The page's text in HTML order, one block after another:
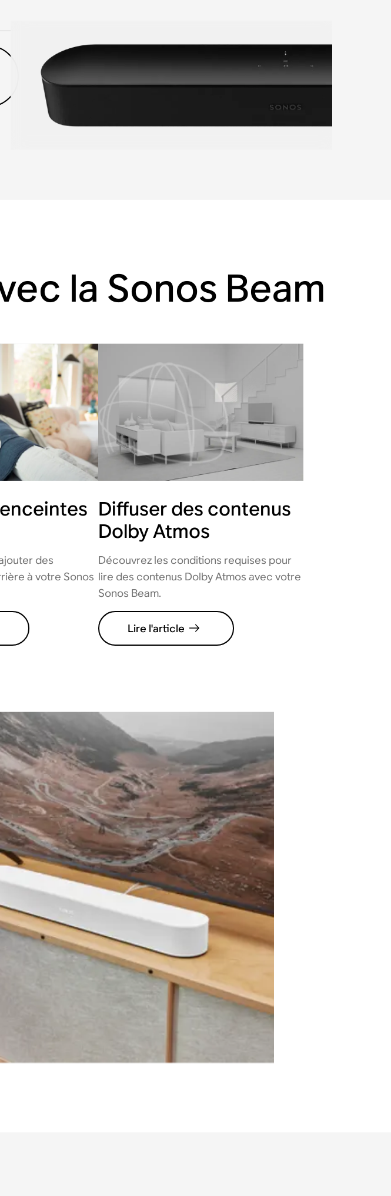
la Sonos Beam
des
à votre Sonos
Diffuser des contenus
Dolby Atmos
Découvrez les conditions requises pour
lire des contenus Dolby Atmos avec votre
Sonos Beam.
Lire l'article